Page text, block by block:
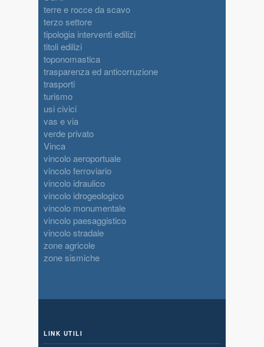
terre e rocce da scavo
terzo settore
tipologia interventi edilizi
titoli edilizi
toponomastica
trasparenza ed anticorruzione
trasporti
turismo
usi civici
vas e via
verde privato
Vinca
vincolo aeroportuale
vincolo ferroviario
vincolo idraulico
vincolo idrogeologico
vincolo monumentale
vincolo paesaggistico
vincolo stradale
zone agricole
zone sismiche
LINK UTILI